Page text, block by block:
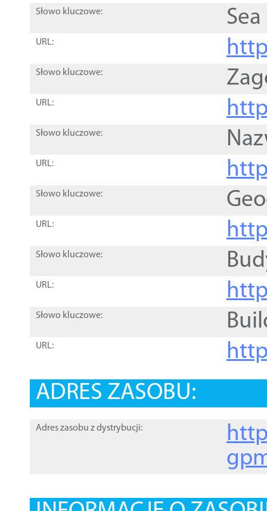
Słowo kluczowe:
URL:
Słowo kluczowe:
URL:
Słowo kluczowe:
URL:
Słowo kluczowe:
URL:
Słowo kluczowe:
URL:
Słowo kluczowe:
URL:
ADRES ZASOBU:
Adres zasobu z dystrybucji: